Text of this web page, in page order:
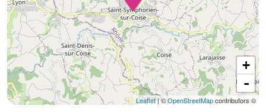
+
-
Leaflet| ©OpenStreetMapcontributors ©